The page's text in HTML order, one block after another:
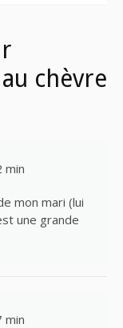
chèvre
min
mon mari (lui
une grande
min